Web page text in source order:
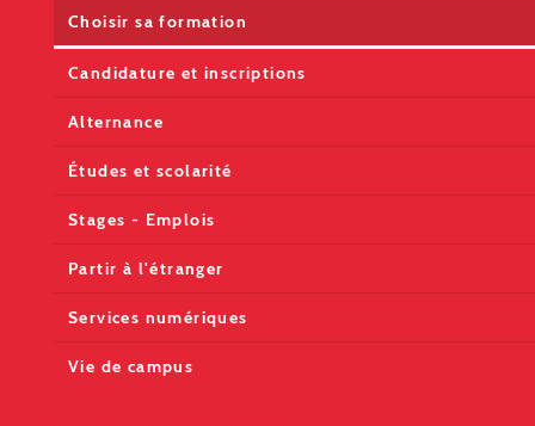
Choisir sa formation
Candidature et inscriptions
Alternance
Études et scolarité
Stages - Emplois
Partir à l'étranger
Services numériques
Vie de campus